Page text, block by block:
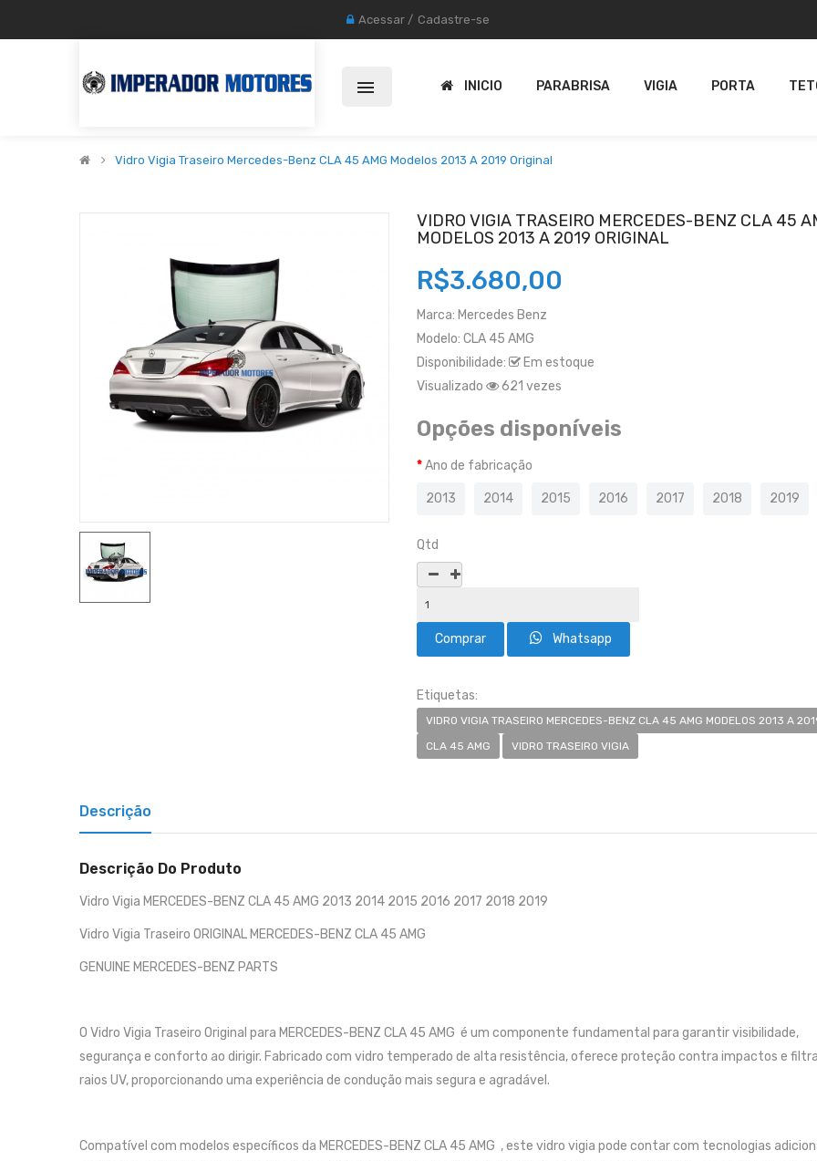
Acessar / Cadastre-se
INICIO PARABRISA VIGIA PORTA
Vidro Vigia Traseiro Mercedes-Benz CLA 45 AMG Modelos 2013 A 2019 Original
VIDRO VIGIA TRASEIRO MERCEDES-BENZ CLA 45
MODELOS 2013 A 2019 ORIGINAL
R$3.680,00
Marca: Mercedes Benz
Modelo: CLA 45 AMG
Disponibilidade:
Em estoque
Visualizado
621 vezes
Opções disponíveis
Ano de fabricação
2013 2014 2015 2016 2017 2018 2019
Qtd
Whatsapp
Etiquetas:
VIDRO VIGIA TRASEIRO MERCEDES-BENZ CLA 45 AMG MODELOS 2013 A
CLA 45 AMG
VIDRO TRASEIRO VIGIA
Descrição
Descrição Do Produto
Vidro Vigia MERCEDES-BENZ CLA 45 AMG 2013 2014 2015 2016 2017 2018 2019
Vidro Vigia Traseiro ORIGINAL MERCEDES-BENZ CLA 45 AMG
GENUINE MERCEDES-BENZ PARTS
O Vidro Vigia Traseiro Original para MERCEDES-BENZ CLA 45 AMG é um componente fundamental para garantir visibilidade,
segurança e conforto ao dirigir. Fabricado com vidro temperado de alta resistência, oferece proteção contra impactos e
raios UV, proporcionando uma experiência de condução mais segura e agradável.
Compatível com modelos específicos da MERCEDES-BENZ CLA 45 AMG , este vidro vigia pode contar com tecnologias